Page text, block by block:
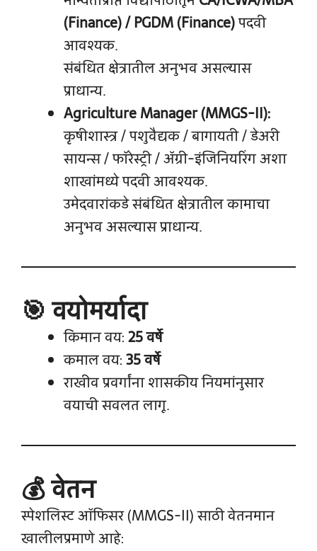
(Finance) / PGDM (Finance)पदवी
आवश्यक.
संबंधित क्षेत्रातील अनुभव असल्यास
प्राधान्य.
Agriculture Manager (MMGS-II):
कृषीशास्त्र / पशुवैद्यक / बागायती / डेअरी
सायन्स / फॉरेस्ट्री / अ‍ॅग्री-इंजिनियरिंग अशा
शाखांमध्ये पदवी आवश्यक.
उमेदवारांकडे संबंधित क्षेत्रातील कामाचा
अनुभव असल्यास प्राधान्य.
🎯 वयोमर्यादा
किमान वय:25 वर्षे
कमाल वय:35 वर्षे
राखीव प्रवर्गांना शासकीय नियमांनुसार
वयाची सवलत लागू.
💰 वेतन
स्पेशलिस्ट ऑफिसर (MMGS-II) साठी वेतनमान
खालीलप्रमाणे आहे: